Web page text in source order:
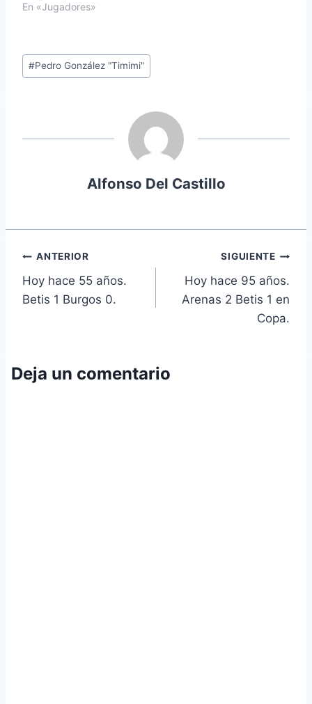
En «Jugadores»
Etiquetas
de
#Pedro González "Timimi"
Alfonso Del Castillo
Navegación
de
ANTERIOR
Hoy hace 55 años.
Betis 1 Burgos 0.
SIGUIENTE
Hoy hace 95 años.
Arenas 2 Betis 1 en
Copa.
Deja un comentario